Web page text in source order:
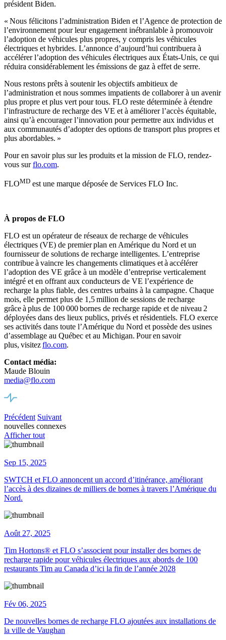
président Biden.
« Nous félicitons l’administration Biden et l’Agence de protection de
l’environnement pour leur engagement inébranlable à promouvoir
l’adoption de véhicules plus propres, y compris les véhicules
électriques et hybrides. L’annonce d’aujourd’hui contribuera à
accélérer l’adoption des véhicules électriques aux États-Unis, ce qui
réduira considérablement les émissions de gaz à effet de serre.
Nous restons prêts à soutenir les objectifs ambitieux de
l’administration et nous sommes impatients de collaborer à un avenir
plus propre et plus vert pour tous. FLO reste déterminée à étendre
l’infrastructure de recharge des VE et à améliorer l’accès équitable,
ainsi qu’à encourager l’innovation pour permettre aux individus et
aux communautés d’adopter des options de transport plus propres et
plus abordables. »
Pour en savoir plus sur les produits et la mission de FLO, rendez-
vous surflo.com.
FLOMD est une marque déposée de Services FLO Inc.
À propos de FLO
FLO est un opérateur de réseaux de recharge de véhicules
électriques (VE) de premierplan en Amérique du Nord et un
fournisseur de solutions de recharge intelligentes. L’entreprise
contribue à vaincre les changements climatiques et à accélérer
l’adoption des VE grâce à un modèle d’entreprise verticalement
intégré et en offrant aux conducteurs de VE l’expérience de
recharge la plus fiable, des centres urbains à la campagne. Chaque
mois, elle permet plus de 1,5million de sessions de recharge
grâce à plus de 100000bornes de recharge rapide et de niveau 2
déployées dans des lieux publics, privés et résidentiels. FLO exerce
ses activités dans toute l’Amérique du Nord et possède des usines
d’assemblage au Québec et au Michigan. Pour en savoir
plus, visitezflo.com.
Contact média:
Maude Blouin
media@flo.com
Précédent Suivant
nouvelles connexes
Afficher tout
Sep 15, 2025
SWTCH et FLO annoncent un accord d’itinérance, améliorant
l’accès à des dizaines de milliers de bornes à travers l’Amérique du
Nord.
Août 27, 2025
Tim Hortons® et FLO s’associent pour installer des bornes de
recharge rapide pour véhicules électriques aux abords de 100
restaurants Tim au Canada d’ici la fin de l’année 2028
Fév 06, 2025
De nouvelles bornes de recharge FLO ajoutées aux installations de
la ville de Vaughan